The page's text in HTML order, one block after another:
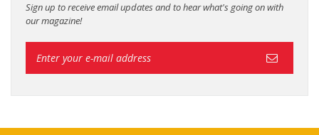
Sign up to receive email updates and to hear what's going on with
our magazine!